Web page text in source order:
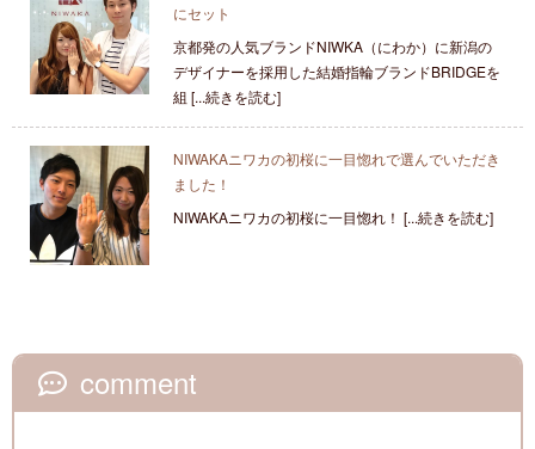
にセット
京都発の人気ブランドNIWKA（にわか）に新潟の
デザイナーを採用した結婚指輪ブランドBRIDGEを
組 [...続きを読む]
NIWAKAニワカの初桜に一目惚れで選んでいただき
ました！
NIWAKAニワカの初桜に一目惚れ！ [...続きを読む]
comment